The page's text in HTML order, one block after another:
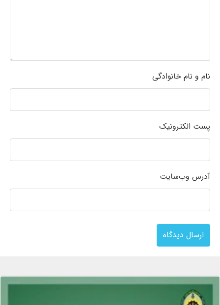
نام و نام خانوادگی
پست الکترونیک
آدرس وب‌سایت
ارسال دیدگاه